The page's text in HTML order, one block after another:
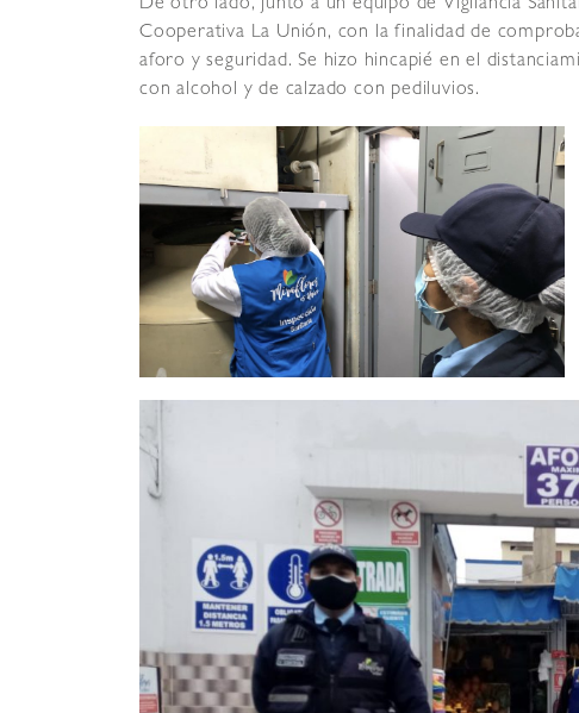
De otro lado, junto a un equipo de Vigilancia
Cooperativa La Unión, con la finalidad de
aforo y seguridad. Se hizo hincapié en el
con alcohol y de calzado con pediluvios.